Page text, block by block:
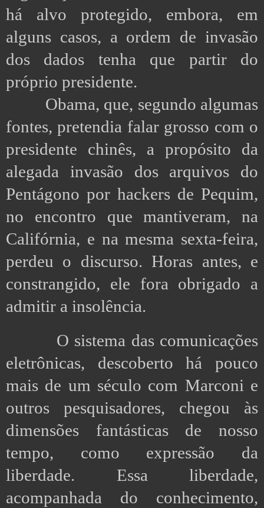
há alvo protegido, embora, em
alguns casos, a ordem de invasão
dos dados tenha que partir do
próprio presidente.
Obama, que, segundo algumas
fontes, pretendia falar grosso com o
presidente chinês, a propósito da
alegada invasão dos arquivos do
Pentágono por hackers de Pequim,
no encontro que mantiveram, na
Califórnia, e na mesma sexta-feira,
perdeu o discurso. Horas antes, e
constrangido, ele fora obrigado a
admitir a insolência.
O sistema das comunicações
eletrônicas, descoberto há pouco
mais de um século com Marconi e
outros pesquisadores, chegou às
dimensões fantásticas de nosso
tempo, como expressão da
liberdade. Essa liberdade,
acompanhada do conhecimento,